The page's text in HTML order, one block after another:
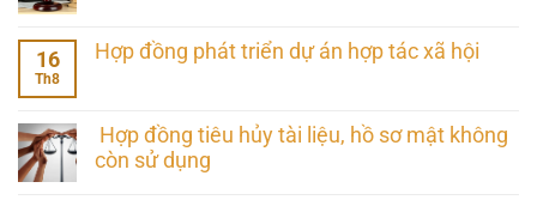
16
Th8
Hợp đồng phát triển dự án hợp tác xã hội
Hợp đồng tiêu hủy tài liệu, hồ sơ mật không
còn sử dụng